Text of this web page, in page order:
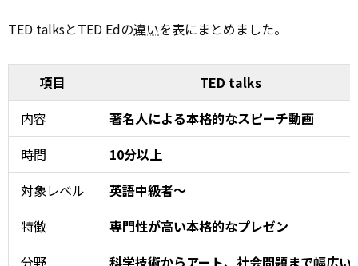
TED talksとTED Edの違いを表にまとめました。
項目
TED talks
内容
著名人による本格的なスピーチ動画
時間
10分以上
対象レベル
英語中級者〜
特徴
専門性が高い本格的なプレゼン
分野
科学技術からアート、社会問題まで幅広い